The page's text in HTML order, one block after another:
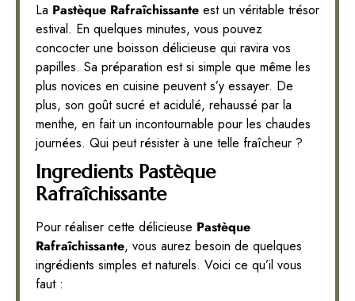
La Pastèque Rafraîchissante est un véritable trésor
estival. En quelques minutes, vous pouvez
concocter une boisson délicieuse qui ravira vos
papilles. Sa préparation est si simple que même les
plus novices en cuisine peuvent s’y essayer. De
plus, son goût sucré et acidulé, rehaussé par la
menthe, en fait un incontournable pour les chaudes
journées. Qui peut résister à une telle fraîcheur ?
Ingredients Pastèque
Rafraîchissante
Pour réaliser cette délicieuse Pastèque
Rafraîchissante, vous aurez besoin de quelques
ingrédients simples et naturels. Voici ce qu’il vous
faut :